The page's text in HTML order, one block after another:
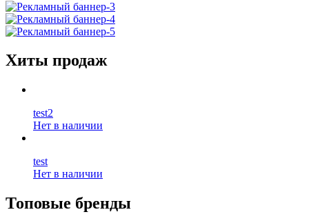
Хиты продаж
test2
Нет в наличии
test
Нет в наличии
Топовые бренды